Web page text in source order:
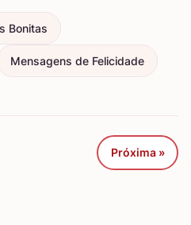
Bonitas
Mensagens de Felicidade
Próxima »